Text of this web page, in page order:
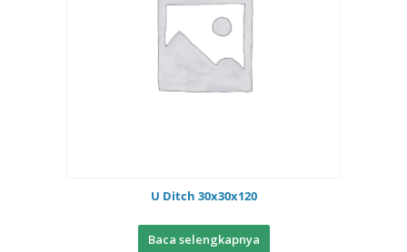
U Ditch 30x30x120
Baca selengkapnya